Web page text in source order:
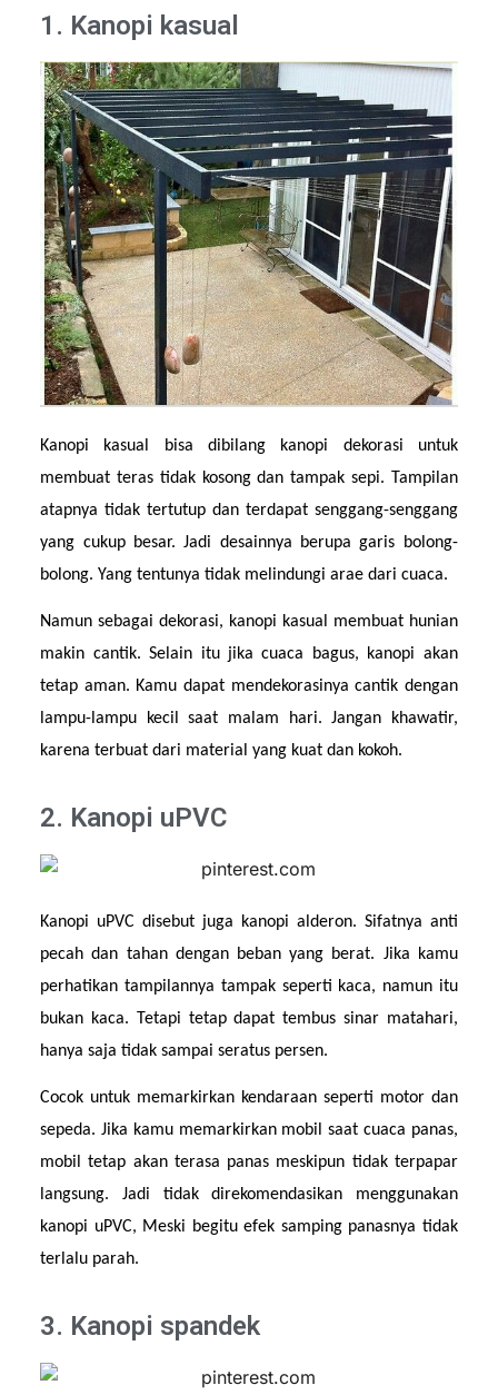
1. Kanopi kasual
Kanopi kasual bisa dibilang kanopi dekorasi untuk
membuat teras tidak kosong dan tampak sepi. Tampilan
atapnya tidak tertutup dan terdapat senggang-senggang
yang cukup besar. Jadi desainnya berupa garis bolong-
bolong. Yang tentunya tidak melindungi arae dari cuaca.
Namun sebagai dekorasi, kanopi kasual membuat hunian
makin cantik. Selain itu jika cuaca bagus, kanopi akan
tetap aman. Kamu dapat mendekorasinya cantik dengan
lampu-lampu kecil saat malam hari. Jangan khawatir,
karena terbuat dari material yang kuat dan kokoh.
2. Kanopi uPVC
Kanopi uPVC disebut juga kanopi alderon. Sifatnya anti
pecah dan tahan dengan beban yang berat. Jika kamu
perhatikan tampilannya tampak seperti kaca, namun itu
bukan kaca. Tetapi tetap dapat tembus sinar matahari,
hanya saja tidak sampai seratus persen.
Cocok untuk memarkirkan kendaraan seperti motor dan
sepeda. Jika kamu memarkirkan mobil saat cuaca panas,
mobil tetap akan terasa panas meskipun tidak terpapar
langsung. Jadi tidak direkomendasikan menggunakan
kanopi uPVC, Meski begitu efek samping panasnya tidak
terlalu parah.
3. Kanopi spandek